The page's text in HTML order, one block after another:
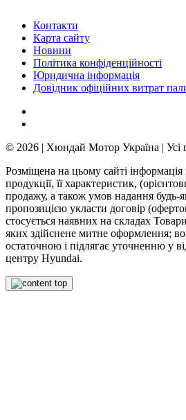
Контакти
Карта сайту
Новини
Політика конфіденційності
Юридична інформація
Довідник офіційних витрат
© 2026 | Хюндай Мотор Україна | Усі
Розміщена на цьому сайті
продукції, її характеристик,
продажу, а також умов надання будь-
пропозицією укласти договір
стосується наявних на складах
яких здійснене митне оформлення;
остаточною і підлягає уточненню у
центру Hyundai.